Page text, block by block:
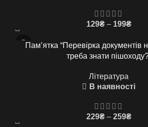
129₴ – 199₴Price
129₴
Памʼятка “Перевірка документів
треба знати
Література
В наявності
229₴ – 259₴Price